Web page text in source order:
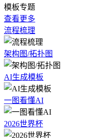
模板专题
查看更多
流程梳理
架构图/拓扑图
AI生成模板
一图看懂AI
2026世界杯